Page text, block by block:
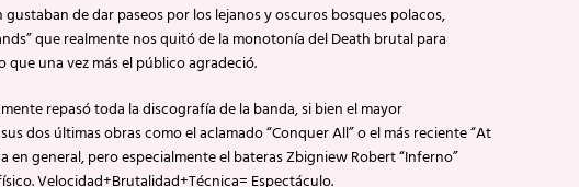
de dar paseos por los lejanos y oscuros bosques polacos,
que realmente nos quitó de la monotonía del Death brutal para
que una vez más el público agradeció.
repasó toda la discografía de la banda, si bien el mayor
dos últimas obras como el aclamado “Conquer All” o el más reciente “At
en general, pero especialmente el bateras Zbigniew Robert “Inferno”